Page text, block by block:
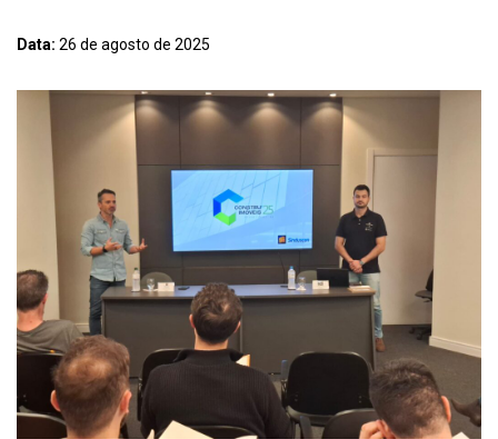
Data: 26 de agosto de 2025